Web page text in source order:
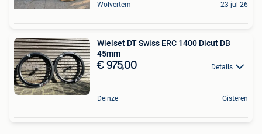
Wolvertem 23 jul 26
Wielset DT Swiss ERC 1400 Dicut DB
45mm
€ 975,00 Details
Deinze Gisteren